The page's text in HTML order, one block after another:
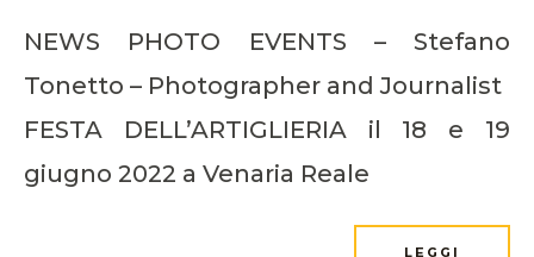
NEWS PHOTO EVENTS – Stefano
Tonetto – Photographer and Journalist
FESTA DELL’ARTIGLIERIA il 18 e 19
giugno 2022 a Venaria Reale
LEGGI